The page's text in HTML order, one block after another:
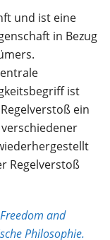
und ist eine
in Bezug
ist
ein
Regelverstoß
and
Philosophie.